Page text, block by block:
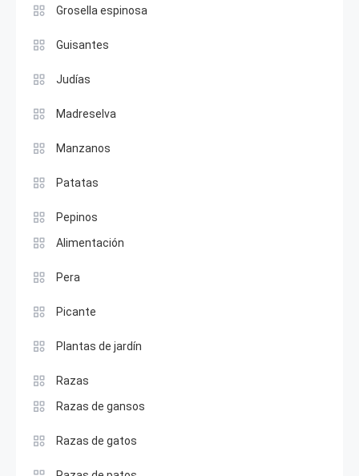
Grosella espinosa
Guisantes
Judías
Madreselva
Manzanos
Patatas
Pepinos
Alimentación
Pera
Picante
Plantas de jardín
Razas
Razas de gansos
Razas de gatos